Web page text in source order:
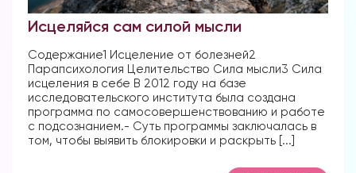
Исцеляйся сам силой мысли
Содержание1 Исцеление от болезней2
Парапсихология Целительство Сила мысли3 Сила
исцеления в себе В 2012 году на базе
исследовательского института была создана
программа по самосовершенствованию и работе
с подсознанием.- Суть программы заключалась в
том, чтобы выявить блокировки и раскрыть [...]